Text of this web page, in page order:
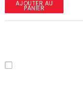
AJOUTER AU
PANIER